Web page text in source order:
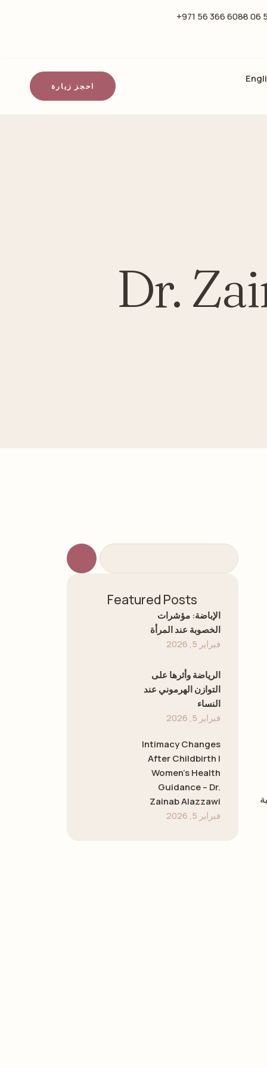
6088 366 56 971+
احجز زيارة
Dr.
Featured Posts
الإباضة: مؤشرات
الخصوبة عند المرأة
فبراير 5, 2026
الرياضة وأثرها على
التوازن الهرموني عند
النساء
فبراير 5, 2026
Intimacy Changes
After Childbirth |
Women’s Health
Guidance – Dr.
Zainab Alazzawi
فبراير 5, 2026